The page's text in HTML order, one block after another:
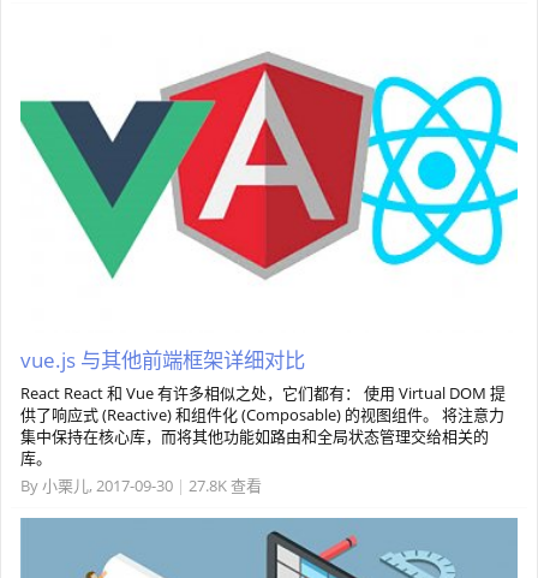
vue.js 与其他前端框架详细对比
React React 和 Vue 有许多相似之处，它们都有： 使用 Virtual DOM 提
供了响应式 (Reactive) 和组件化 (Composable) 的视图组件。 将注意力
集中保持在核心库，而将其他功能如路由和全局状态管理交给相关的
库。
By小栗儿, 2017-09-30 | 27.8K 查看